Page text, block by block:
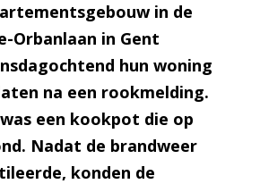
in de
Orbanlaan in Gent
hun woning
na een rookmelding.
een kookpot die op
Nadat de brandweer
konden de